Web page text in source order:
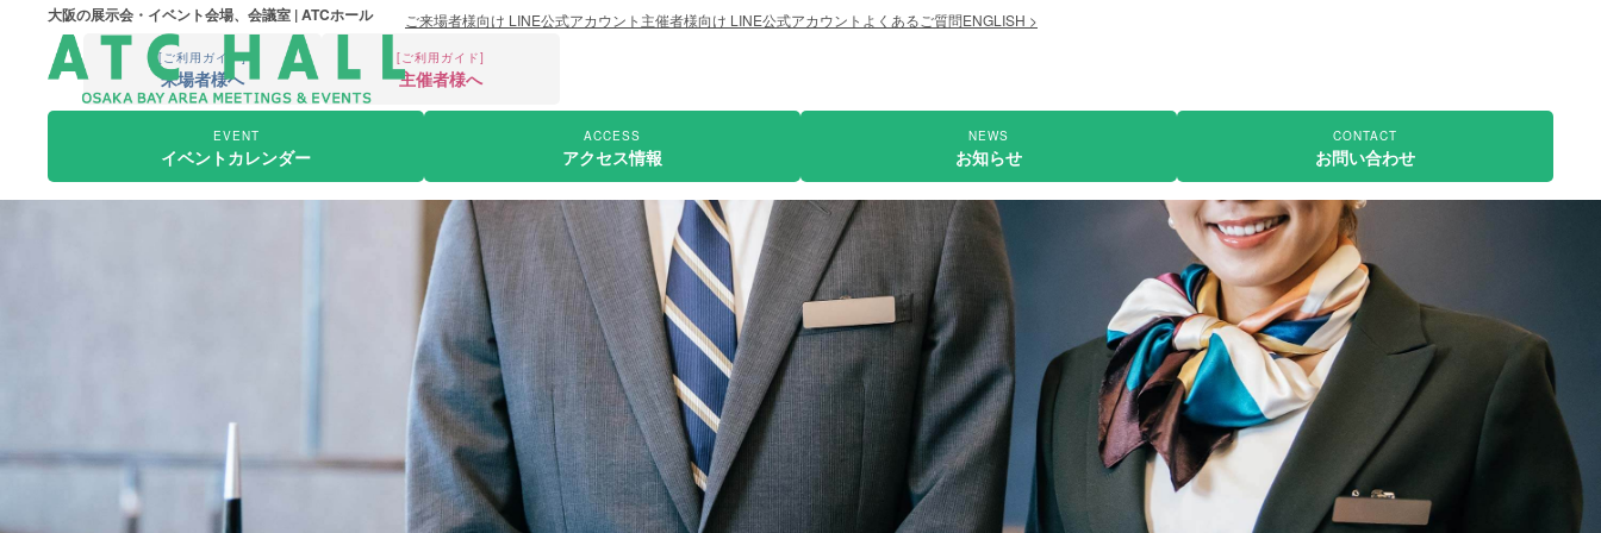
大阪の展示会・イベント会場、会議室 | ATCホール ご来場者様向け LINE公式アカウント 主催者様向け LINE公式アカウント よくあるご質問ENGLISH >
[ご利用ガイド]
来場者様へ
[ご利用ガイド]
主催者様へ
EVENT
イベントカレンダー
ACCESS
アクセス情報
NEWS
お知らせ
CONTACT
お問い合わせ